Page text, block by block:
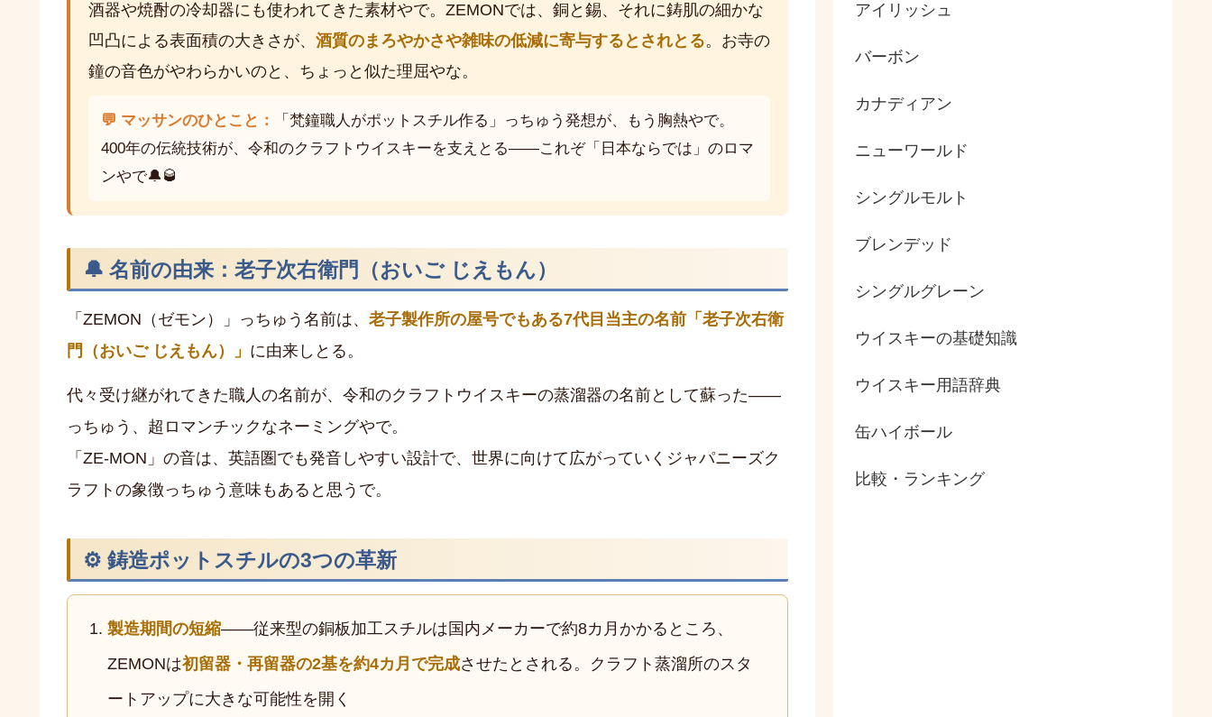
酒器や焼酎の冷却器にも使われてきた素材やで。ZEMONでは、銅と錫、それに鋳肌の細かな
凹凸による表面積の大きさが、 酒質のまろやかさや雑味の低減に寄与するとされとる。お寺の
鐘の音色がやわらかいのと、ちょっと似た理屈やな。
💬 マッサンのひとこと：
「梵鐘職人がポットスチル作る」っちゅう発想が、もう胸熱やで。
400年の伝統技術が、令和のクラフトウイスキーを支えとる——これぞ「日本ならでは」のロマ
ンやで🔔🥃
🔔 名前の由来：老子次右衛門（おいご じえもん）
「ZEMON（ゼモン）」っちゅう名前は、 老子製作所の屋号でもある7代目当主の名前「老子次右衛
門（おいご じえもん）」 に由来しとる。
代々受け継がれてきた職人の名前が、令和のクラフトウイスキーの蒸溜器の名前として蘇った——
っちゅう、超ロマンチックなネーミングやで。
「ZE-MON」の音は、英語圏でも発音しやすい設計で、世界に向けて広がっていくジャパニーズク
ラフトの象徴っちゅう意味もあると思うで。
⚙️ 鋳造ポットスチルの3つの革新
製造期間の短縮——従来型の銅板加工スチルは国内メーカーで約8カ月かかるところ、
ZEMONは初留器・再留器の2基を約4カ月で完成させたとされる。クラフト蒸溜所のスタ
ートアップに大きな可能性を開く
アイリッシュ
ウイスキーの基礎知識
ウイスキー用語辞典
カナディアン
シングルグレーン
シングルモルト
ニューワールド
バーボン
ブレンデッド
比較・ランキング
缶ハイボール